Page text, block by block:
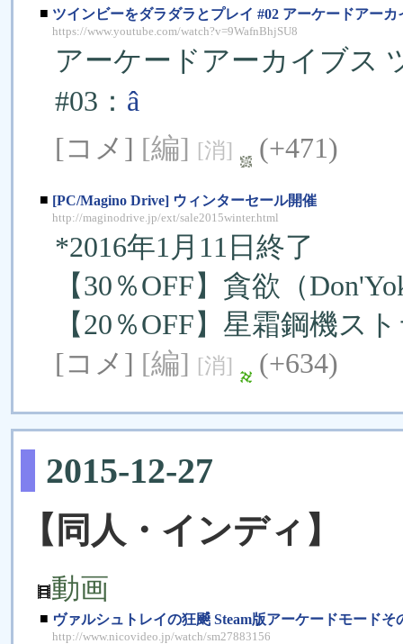
■ ツインビーをダラダラとプレイ #02 アーケードアーカ
https://www.youtube.com/watch?v=9WafnBhjSU8
アーケードアーカイブス
#03： â
[コメ] [編] [消] (+471)
■ [PC/Magino Drive] ウィンターセール開催
http://maginodrive.jp/ext/sale2015winter.html
*2016年1月11日終了
【30％OFF】貪欲（
【20％OFF】星霜鋼機ス
[コメ] [編] [消] (+634)
2015-12-27
【同人・インディ】
動画
■ ヴァルシュトレイの狂飇 Steam版アーケードモードそ
http://www.nicovideo.jp/watch/sm27883156